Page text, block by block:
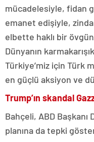
mücadelesiyle, fidan
emanet edişiyle,
elbette haklı bir
Dünyanın
Türkiye’miz için Türk
en güçlü aksiyon ve
Trump’ın skandal
Bahçeli, ABD Başkanı
planına da tepki